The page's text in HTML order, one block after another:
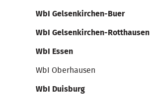
WbI Gelsenkirchen-Buer
WbI Gelsenkirchen-Rotthausen
WbI Essen
WbI Oberhausen
WbI Duisburg